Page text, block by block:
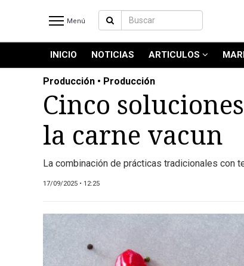
NOTICIAS RECIENTES
NOTICIAS
ARTICULOS
PRODUCCIÓN
PRODUCTO
NUEVOS PRODUCTOS
CATÁLOGO DE CORTES DE
Menú
INICIO NOTICIAS ARTICULOS
Producción • Producción
Cinco
la carne vacun
La combinación de prácticas tradicionales con
17/09/2025 • 12:25